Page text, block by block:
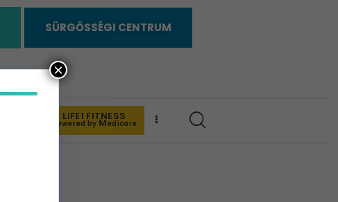
SÜRGŐSSÉGI CENTRUM
LIFE1 FITNESS
powered by Medicare
×